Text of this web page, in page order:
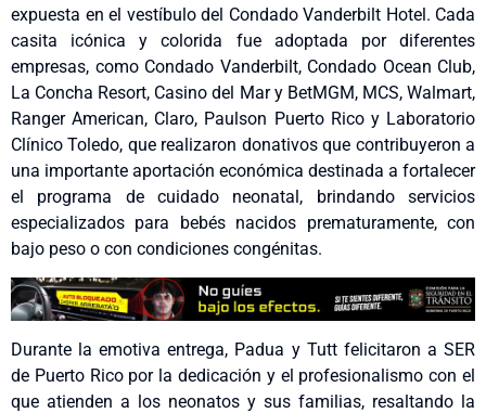
expuesta en el vestíbulo del Condado Vanderbilt Hotel. Cada
casita icónica y colorida fue adoptada por diferentes
empresas, como Condado Vanderbilt, Condado Ocean Club,
La Concha Resort, Casino del Mar y BetMGM, MCS, Walmart,
Ranger American, Claro, Paulson Puerto Rico y Laboratorio
Clínico Toledo, que realizaron donativos que contribuyeron a
una importante aportación económica destinada a fortalecer
el programa de cuidado neonatal, brindando servicios
especializados para bebés nacidos prematuramente, con
bajo peso o con condiciones congénitas.
Durante la emotiva entrega, Padua y Tutt felicitaron a SER
de Puerto Rico por la dedicación y el profesionalismo con el
que atienden a los neonatos y sus familias, resaltando la